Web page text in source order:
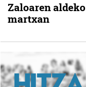
Zaloaren
martxan